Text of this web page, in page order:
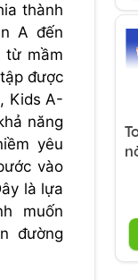
thành
A đến
từ mầm
được
Kids A-
năng
yêu
vào
là lựa
muốn
đường